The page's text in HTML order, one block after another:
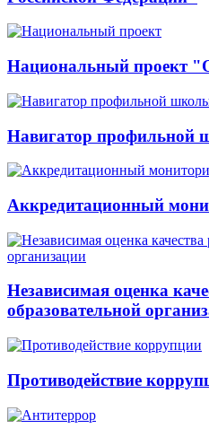
Национальный проект
Навигатор профильной
Аккредитационный
Независимая оценка
образовательной
Противодействие